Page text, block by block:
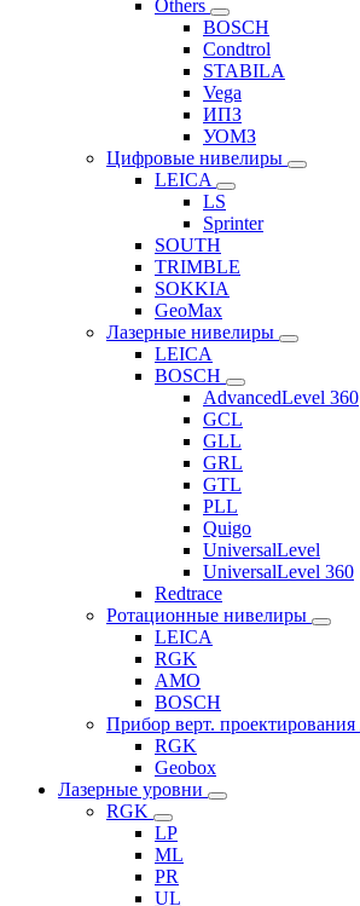
Others
BOSCH
Condtrol
STABILA
Vega
ИПЗ
УОМЗ
Цифровые нивелиры
LEICA
LS
Sprinter
SOUTH
TRIMBLE
SOKKIA
GeoMax
Лазерные нивелиры
LEICA
BOSCH
AdvancedLevel 360
GCL
GLL
GRL
GTL
PLL
Quigo
UniversalLevel
UniversalLevel 360
Redtrace
Ротационные нивелиры
LEICA
RGK
AMO
BOSCH
Прибор верт. проектирования
RGK
Geobox
Лазерные уровни
RGK
LP
ML
PR
UL